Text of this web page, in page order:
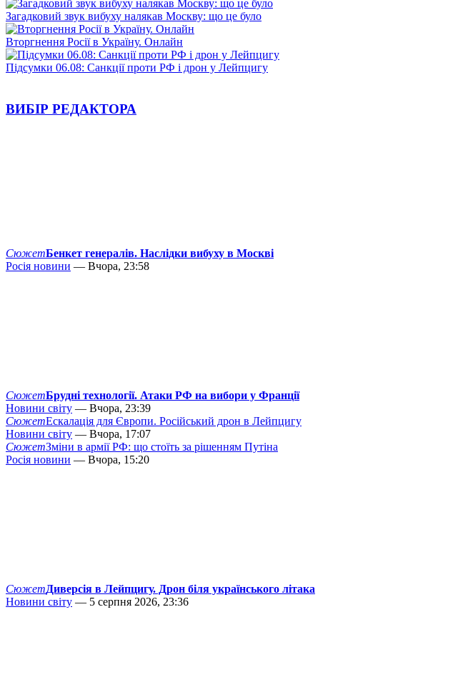
Загадковий звук вибуху налякав Москву: що це було
Вторгнення Росії в Україну. Онлайн
Підсумки 06.08: Санкції проти РФ і дрон у Лейпцигу
ВИБІР РЕДАКТОРА
СюжетБенкет генералів. Наслідки вибуху в Москві
Росія новини — Вчора, 23:58
СюжетБрудні технології. Атаки РФ на вибори у Франції
Новини світу — Вчора, 23:39
СюжетЕскалація для Європи. Російський дрон в Лейпцигу
Новини світу — Вчора, 17:07
СюжетЗміни в армії РФ: що стоїть за рішенням Путіна
Росія новини — Вчора, 15:20
СюжетДиверсія в Лейпцигу. Дрон біля українського літака
Новини світу — 5 серпня 2026, 23:36